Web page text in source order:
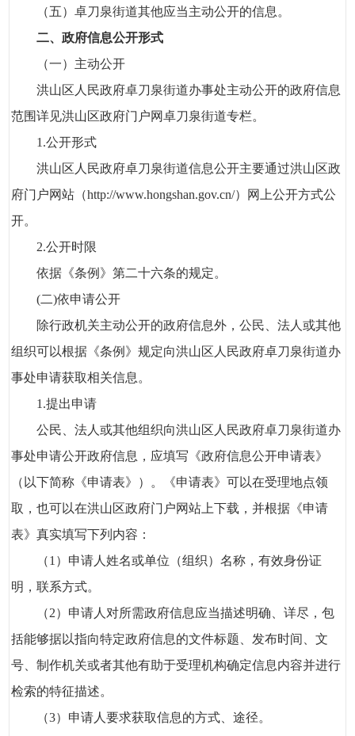
（五）卓刀泉街道其他应当主动公开的信息。
二、政府信息公开形式
（一）主动公开
洪山区人民政府卓刀泉街道办事处主动公开的政府信息
范围详见洪山区政府门户网卓刀泉街道专栏。
1.公开形式
洪山区人民政府卓刀泉街道信息公开主要通过洪山区政
府门户网站（http://www.hongshan.gov.cn/）网上公开方式公
开。
2.公开时限
依据《条例》第二十六条的规定。
(二)依申请公开
除行政机关主动公开的政府信息外，公民、法人或其他
组织可以根据《条例》规定向洪山区人民政府卓刀泉街道办
事处申请获取相关信息。
1.提出申请
公民、法人或其他组织向洪山区人民政府卓刀泉街道办
事处申请公开政府信息，应填写《政府信息公开申请表》
（以下简称《申请表》）。《申请表》可以在受理地点领
取，也可以在洪山区政府门户网站上下载，并根据《申请
表》真实填写下列内容：
（1）申请人姓名或单位（组织）名称，有效身份证
明，联系方式。
（2）申请人对所需政府信息应当描述明确、详尽，包
括能够据以指向特定政府信息的文件标题、发布时间、文
号、制作机关或者其他有助于受理机构确定信息内容并进行
检索的特征描述。
（3）申请人要求获取信息的方式、途径。